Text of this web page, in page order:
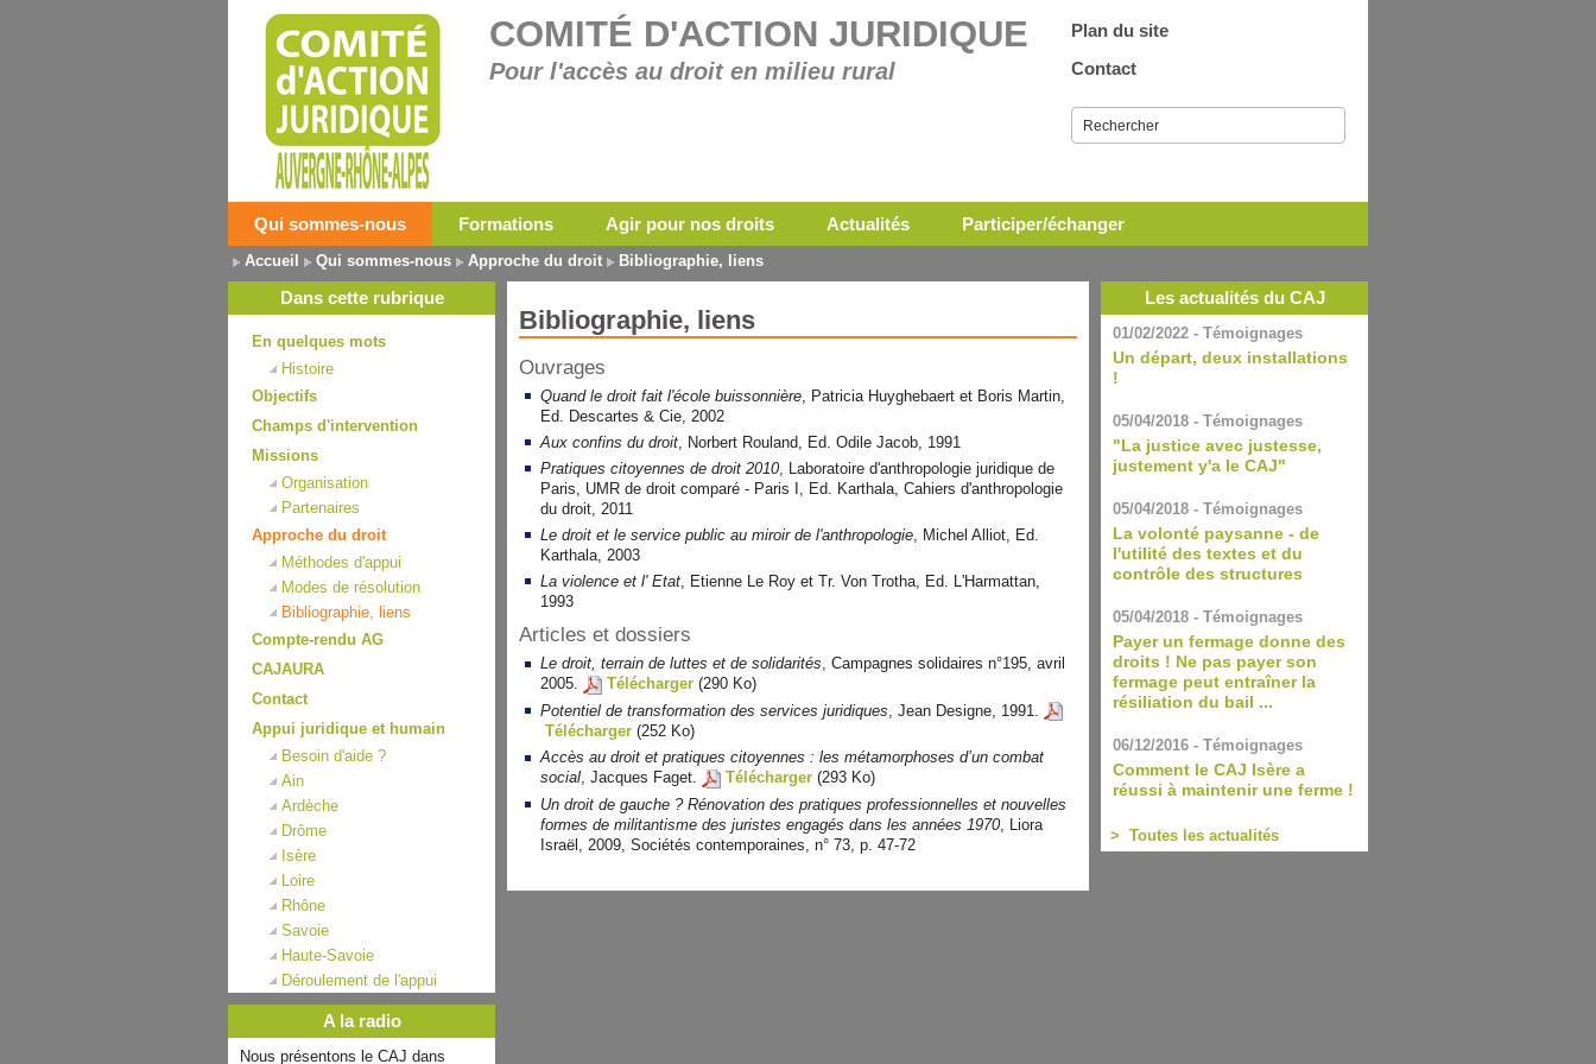
COMITÉ D'ACTION JURIDIQUE
Pour l'accès au droit en milieu rural
Plan du site
Contact
Qui sommes-nous Formations Agir pour nos droits Actualités Participer/échanger
Accueil Qui sommes-nous Approche du droit Bibliographie, liens
Dans cette rubrique
En quelques mots
Histoire
Objectifs
Champs d'intervention
Missions
Organisation
Partenaires
Approche du droit
Méthodes d'appui
Modes de résolution
Bibliographie, liens
Compte-rendu AG
CAJAURA
Contact
Appui juridique et humain
Besoin d'aide ?
Ain
Ardèche
Drôme
Isère
Loire
Rhône
Savoie
Haute-Savoie
Déroulement de l'appui
A la radio
Nous présentons le CAJ dans
Bibliographie, liens
Ouvrages
Quand le droit fait l'école buissonnière, Patricia Huyghebaert et Boris Martin,
Ed. Descartes & Cie, 2002
Aux confins du droit, Norbert Rouland, Ed. Odile Jacob, 1991
Pratiques citoyennes de droit 2010, Laboratoire d'anthropologie juridique de
Paris, UMR de droit comparé - Paris I, Ed. Karthala, Cahiers d'anthropologie
du droit, 2011
Le droit et le service public au miroir de l'anthropologie, Michel Alliot, Ed.
Karthala, 2003
La violence et l' Etat, Etienne Le Roy et Tr. Von Trotha, Ed. L'Harmattan,
1993
Articles et dossiers
Le droit, terrain de luttes et de solidarités, Campagnes solidaires n°195, avril
2005.
Télécharger(290 Ko)
Potentiel de transformation des services juridiques , Jean Designe, 1991.
Télécharger(252 Ko)
Accès au droit et pratiques citoyennes : les métamorphoses d’un combat
social, Jacques Faget. Télécharger(293 Ko)
Un droit de gauche ? Rénovation des pratiques professionnelles et nouvelles
formes de militantisme des juristes engagés dans les années 1970, Liora
Israël, 2009, Sociétés contemporaines, n° 73, p. 47-72
Les actualités du CAJ
01/02/2022 - Témoignages
Un départ, deux installations
!
05/04/2018 - Témoignages
"La justice avec justesse,
justement y'a le CAJ"
05/04/2018 - Témoignages
La volonté paysanne - de
l'utilité des textes et du
contrôle des structures
05/04/2018 - Témoignages
Payer un fermage donne des
droits ! Ne pas payer son
fermage peut entraîner la
résiliation du bail ...
06/12/2016 - Témoignages
Comment le CAJ Isère a
réussi à maintenir une ferme !
> Toutes les actualités